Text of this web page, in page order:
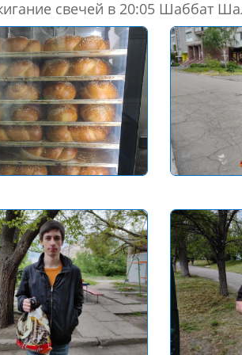
свечей в 20:05 Шаббат